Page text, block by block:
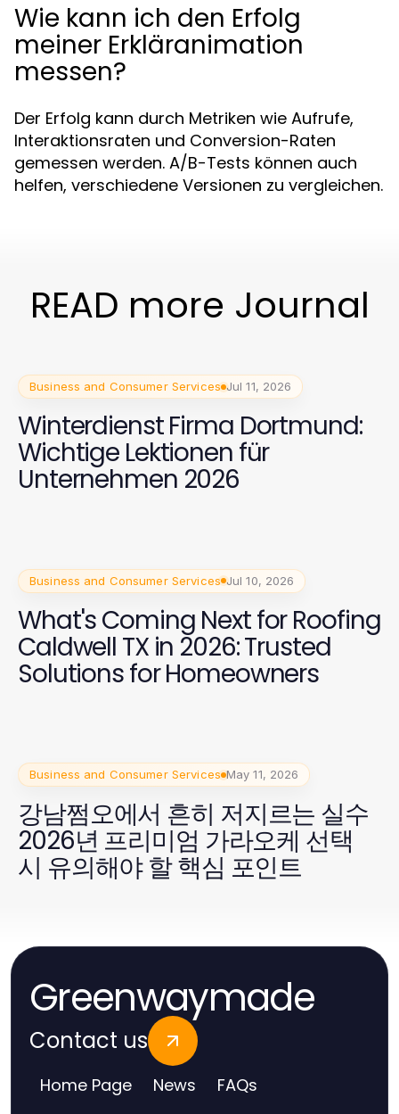
Wie kann ich den Erfolg
meiner Erkläranimation
messen?
Der Erfolg kann durch Metriken wie Aufrufe,
Interaktionsraten und Conversion-Raten
gemessen werden. A/B-Tests können auch
helfen, verschiedene Versionen zu vergleichen.
READ more Journal
Business and Consumer Services Jul 11, 2026
Winterdienst Firma Dortmund:
Wichtige Lektionen für
Unternehmen 2026
Business and Consumer Services Jul 10, 2026
What's Coming Next for Roofing
Caldwell TX in 2026: Trusted
Solutions for Homeowners
Business and Consumer Services May 11, 2026
강남쩜오에서 흔히 저지르는 실수
2026년 프리미엄 가라오케 선택
시 유의해야 할 핵심 포인트
Greenwaymade
Contact us
Home Page News
FAQs